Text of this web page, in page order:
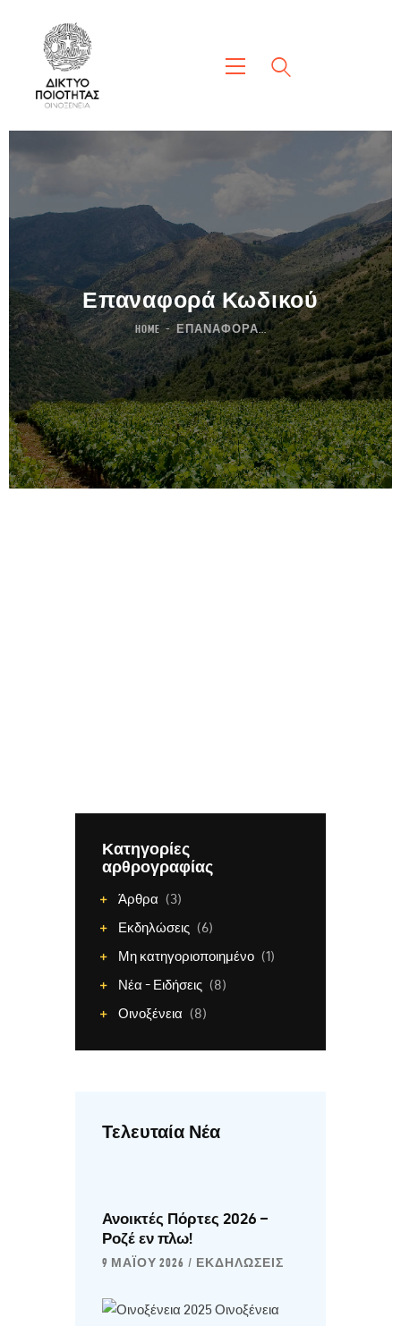
Επαναφορά Κωδικού
HOME ΕΠΑΝΑΦΟΡΆ...
Κατηγορίες
αρθρογραφίας
Άρθρα (3)
Εκδηλώσεις (6)
Μη κατηγοριοποιημένο (1)
Νέα - Ειδήσεις (8)
Οινοξένεια (8)
Τελευταία Νέα
Ανοικτές Πόρτες 2026 –
Ροζέ εν πλω!
9 ΜΑΪ́ΟΥ 2026 ΕΚΔΗΛΏΣΕΙΣ